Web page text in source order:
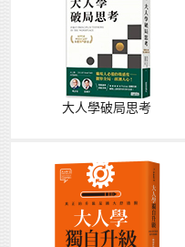
大人學破局思考